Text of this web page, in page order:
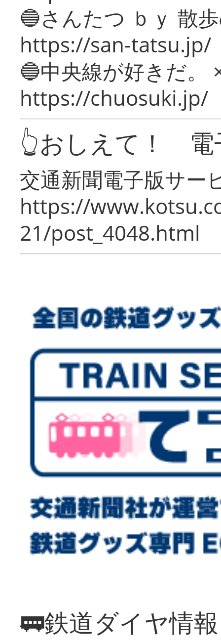
🔵さんたつ ｂｙ 散
https://san-tatsu.jp/
🔵中央線が好きだ。
https://chuosuki.jp/
👆おしえて！ 電
交通新聞電子版サー
https://
21/post_4048.html
🚃鉄道ダイヤ情